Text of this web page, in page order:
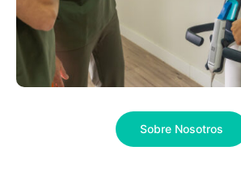
Sobre Nosotros